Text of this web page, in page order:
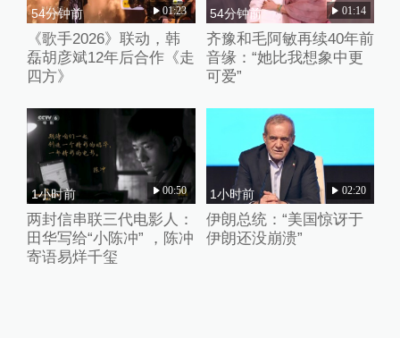
54分钟前 01:23
《歌手2026》联动，韩
磊胡彦斌12年后合作《走
四方》
54分钟前 01:14
齐豫和毛阿敏再续40年前
音缘：“她比我想象中更
可爱”
1小时前 00:50
两封信串联三代电影人：
田华写给“小陈冲” ，陈冲
寄语易烊千玺
1小时前 02:20
伊朗总统：“美国惊讶于
伊朗还没崩溃”